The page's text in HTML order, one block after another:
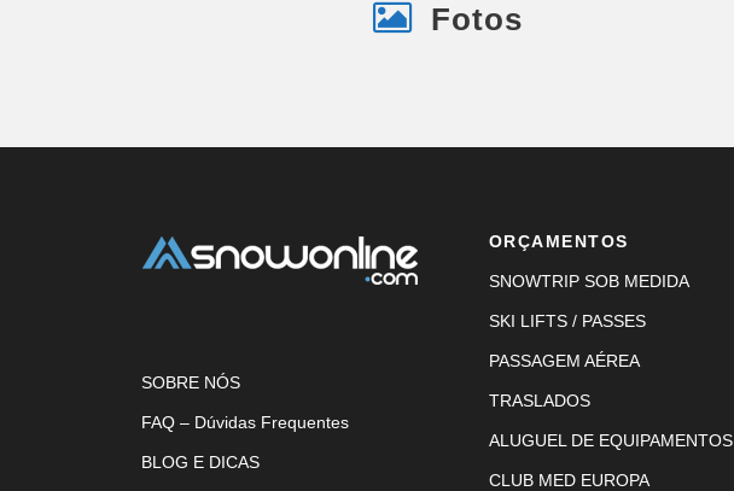
Fotos
SOBRE NÓS
FAQ – Dúvidas Frequentes
BLOG E DICAS
ORÇAMENTOS
SNOWTRIP SOB MEDIDA
SKI LIFTS / PASSES
PASSAGEM AÉREA
TRASLADOS
ALUGUEL DE EQUIPAMENTOS
CLUB MED EUROPA